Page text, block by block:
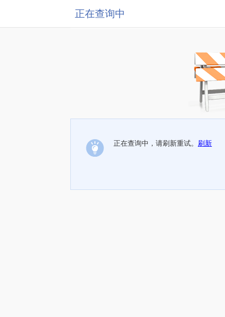
正在查询中
正在查询中，请刷新重试。 刷新